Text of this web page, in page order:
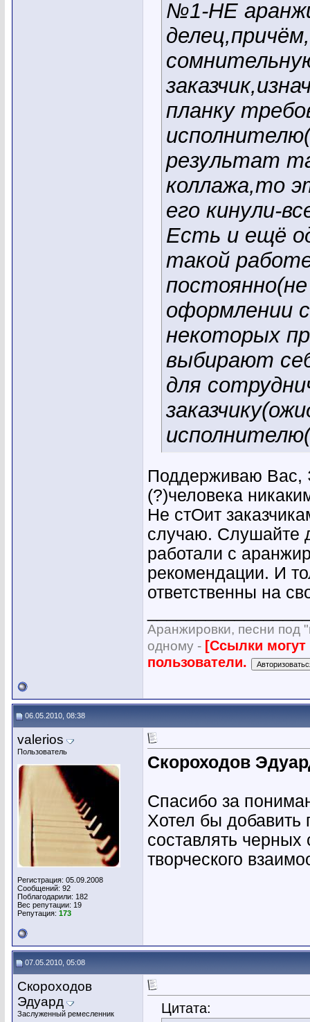
№1-НЕ
планку
результат
коллажа,то
его кинули-
Есть и ещё
такой
оформлении
некоторых
выбирают
для
Поддерживаю Вас,
(?)человека
Не стОит
случаю. Слушайте
работали с
рекомендации. И
ответственны на
Аранжировки, песни под
одному - [Ссылки могут
пользователи.
06.05.2010, 08:38
valerios
Пользователь
Регистрация: 05.09.2008
Сообщений: 92
Поблагодарили: 182
Вес репутации: 19
Репутация: 173
Скороходов
Спасибо за
Хотел бы добавить
составлять черных
творческого
07.05.2010, 05:08
Скороходов
Эдуард
Заслуженный ремесленник Цитата: